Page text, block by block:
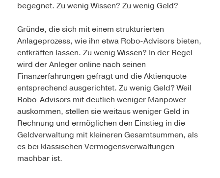
begegnet. Zu wenig Wissen? Zu wenig Geld?
Gründe, die sich mit einem strukturierten
Anlageprozess, wie ihn etwa Robo-Advisors bieten,
entkräften lassen. Zu wenig Wissen? In der Regel
wird der Anleger online nach seinen
Finanzerfahrungen gefragt und die Aktienquote
entsprechend ausgerichtet. Zu wenig Geld? Weil
Robo-Advisors mit deutlich weniger Manpower
auskommen, stellen sie weitaus weniger Geld in
Rechnung und ermöglichen den Einstieg in die
Geldverwaltung mit kleineren Gesamtsummen, als
es bei klassischen Vermögensverwaltungen
machbar ist.